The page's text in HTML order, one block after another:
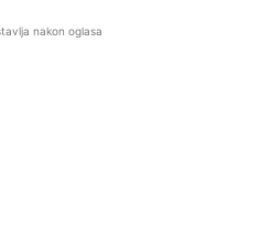
nakon oglasa